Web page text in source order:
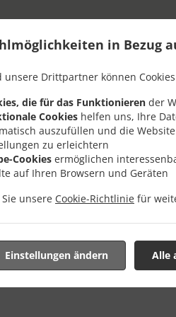
in Bezug
unsere Drittpartner können
die für das Funktionieren der
Cookies helfen uns, Ihre
auszufüllen und die
zu erleichtern
Cookies ermöglichen
auf Ihren Browsern und Geräten
unsere Cookie-Richtlinie für
Alle
Einstellungen ändern
Mit
in der Nähe von Niederwil und
Online-Menü
Ihre Bestellung mit einer